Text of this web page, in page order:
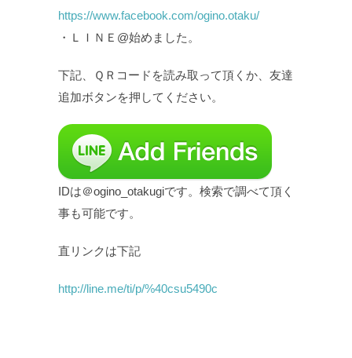
https://www.facebook.com/ogino.otaku/
・ＬＩＮＥ@始めました。
下記、ＱＲコードを読み取って頂くか、友達
追加ボタンを押してください。
IDは＠ogino_otakugiです。検索で調べて頂く
事も可能です。
直リンクは下記
http://line.me/ti/p/%40csu5490c